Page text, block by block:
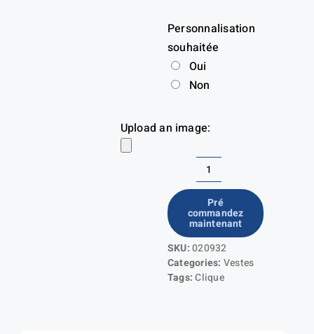
Personnalisation
souhaitée
Oui
Non
Upload an image:
quantité
de
Colorado
Ladies
Pré
commandez
maintenant
SKU:020932
Categories: Vestes
Tags:Clique